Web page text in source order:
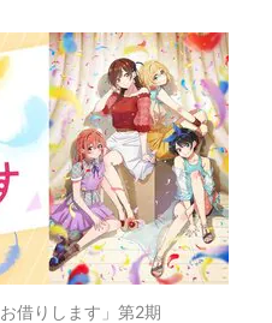
借りします」第2期